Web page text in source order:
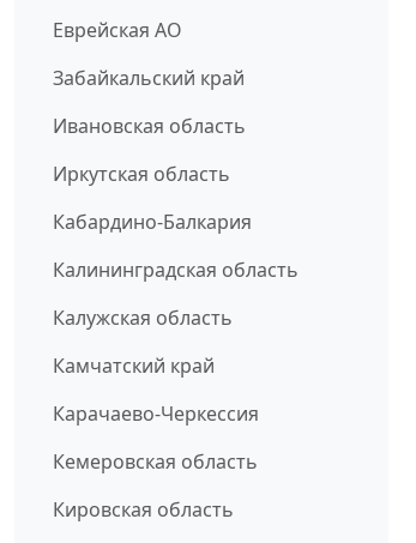
Еврейская АО
Забайкальский край
Ивановская область
Иркутская область
Кабардино-Балкария
Калининградская область
Калужская область
Камчатский край
Карачаево-Черкессия
Кемеровская область
Кировская область